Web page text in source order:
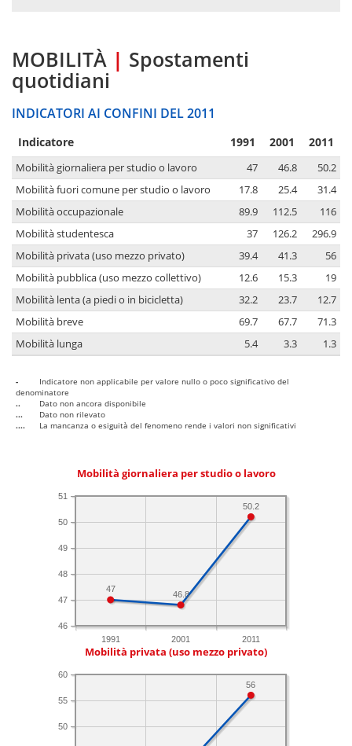
MOBILITÀ | Spostamenti
quotidiani
INDICATORI AI CONFINI DEL 2011
Indicatore 1991 2001 2011
Mobilità giornaliera per studio o lavoro 47 46.8
50.2
Mobilità fuori comune per studio o lavoro
17.8 25.4
31.4
Mobilità occupazionale
89.9 112.5
116
Mobilità studentesca
37 126.2
296.9
Mobilità privata (uso mezzo privato)
39.4 41.3
56
Mobilità pubblica (uso mezzo collettivo)
12.6 15.3
19
Mobilità lenta (a piedi o in bicicletta)
32.2 23.7
12.7
Mobilità breve
69.7 67.7
71.3
Mobilità lunga
5.4 3.3 1.3
-
Indicatore non applicabile per valore nullo o poco significativo del
denominatore
..
Dato non ancora disponibile
...
Dato non rilevato
....
La mancanza o esiguità del fenomeno rende i valori non significativi
Mobilità giornaliera per studio o lavoro
1991 2001 2011
46
47
48
49
50
51
50.2
46.8
47
Mobilità privata (uso mezzo privato)
50
55
60
56